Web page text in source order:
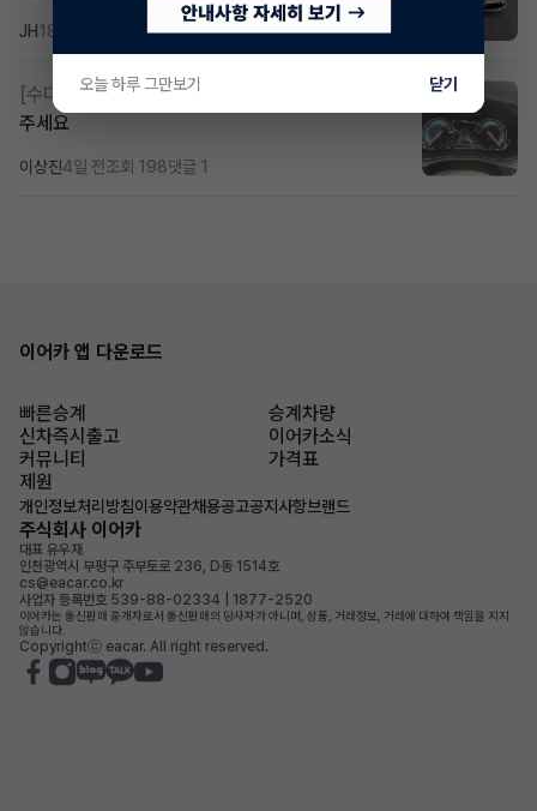
JH18시간 전 조회 331댓글 2
[수다방] Gv70 승계자분 구합니다 지원금 협의연락
주세요
이상진4일 전조회 198댓글 1
이어카 앱 다운로드
빠른승계
승계차량
신차즉시출고
이어카소식
커뮤니티
가격표
제원
개인정보처리방침이용약관채용공고공지사항브랜드
주식회사 이어카
대표 유우재
인천광역시 부평구 주부토로 236, D동 1514호
cs@eacar.co.kr
사업자 등록번호 539-88-02334 | 1877-2520
이어카는 통신판매 중개자로서 통신판매의 당사자가 아니며, 상품, 거래정보, 거래에 대하여 책임을 지지
않습니다.
Copyrightⓒ eacar. All right reserved.
오늘 하루 그만보기 닫기